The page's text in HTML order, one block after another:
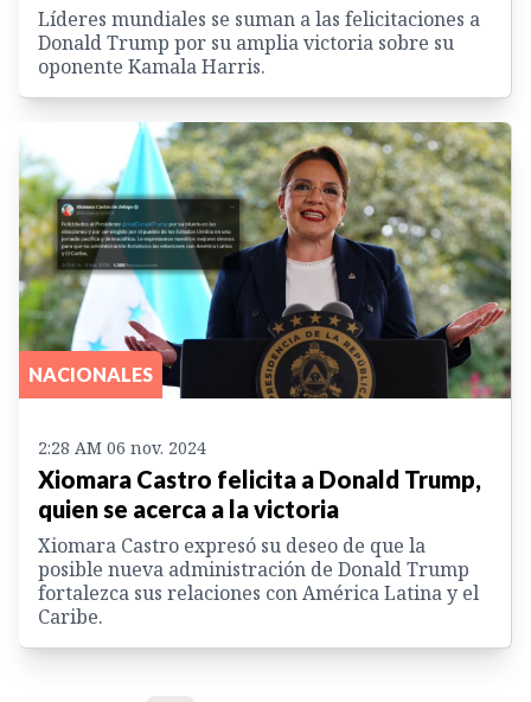
Líderes mundiales se suman a las felicitaciones a
Donald Trump por su amplia victoria sobre su
oponente Kamala Harris.
NACIONALES
2:28 AM 06 nov. 2024
Xiomara Castro felicita a Donald Trump,
quien se acerca a la victoria
Xiomara Castro expresó su deseo de que la
posible nueva administración de Donald Trump
fortalezca sus relaciones con América Latina y el
Caribe.